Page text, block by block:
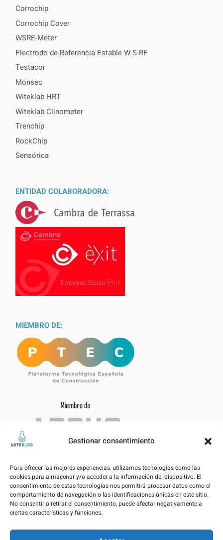
Gestionar consentimiento
Para ofrecer las mejores experiencias, utilizamos tecnologías como las
cookies para almacenar y/o acceder a la información del dispositivo. El
consentimiento de estas tecnologías nos permitirá procesar datos como el
comportamiento de navegación o las identificaciones únicas en este sitio.
No consentir o retirar el consentimiento, puede afectar negativamente a
ciertas características y funciones.
Corrochip
Corrochip Cover
WSRE-Meter
Electrodo de Referencia Estable W-S-RE
Testacor
Monsec
Witeklab HRT
Witeklab Clinometer
Trenchip
RockChip
Sensórica
ENTIDAD COLABORADORA:
MIEMBRO DE: